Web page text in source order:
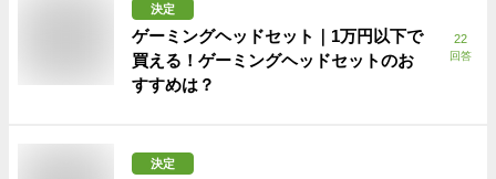
決定
ゲーミングヘッドセット｜1万円以下で
買える！ゲーミングヘッドセットのお
すすめは？
22
回答
決定